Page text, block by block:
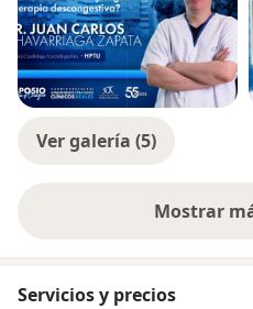
Ver galería (5)
Mostrar
Servicios y precios